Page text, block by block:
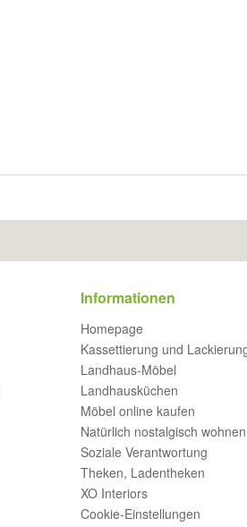
Informationen
Homepage
Kassettierung und
Landhaus-Möbel
Landhausküchen
Möbel online kaufen
Natürlich nostalgisch wohnen
Soziale Verantwortung
Theken, Ladentheken
XO Interiors
Cookie-Einstellungen